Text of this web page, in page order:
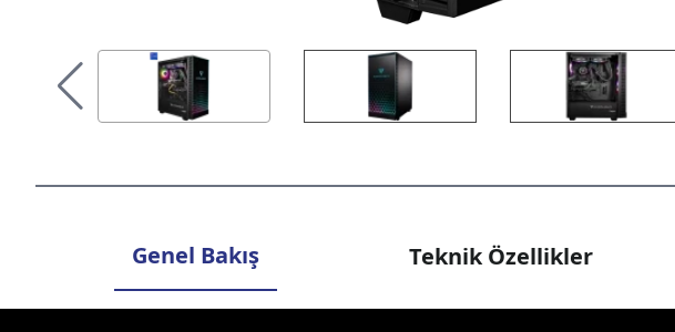
Genel Bakış Teknik Özellikler